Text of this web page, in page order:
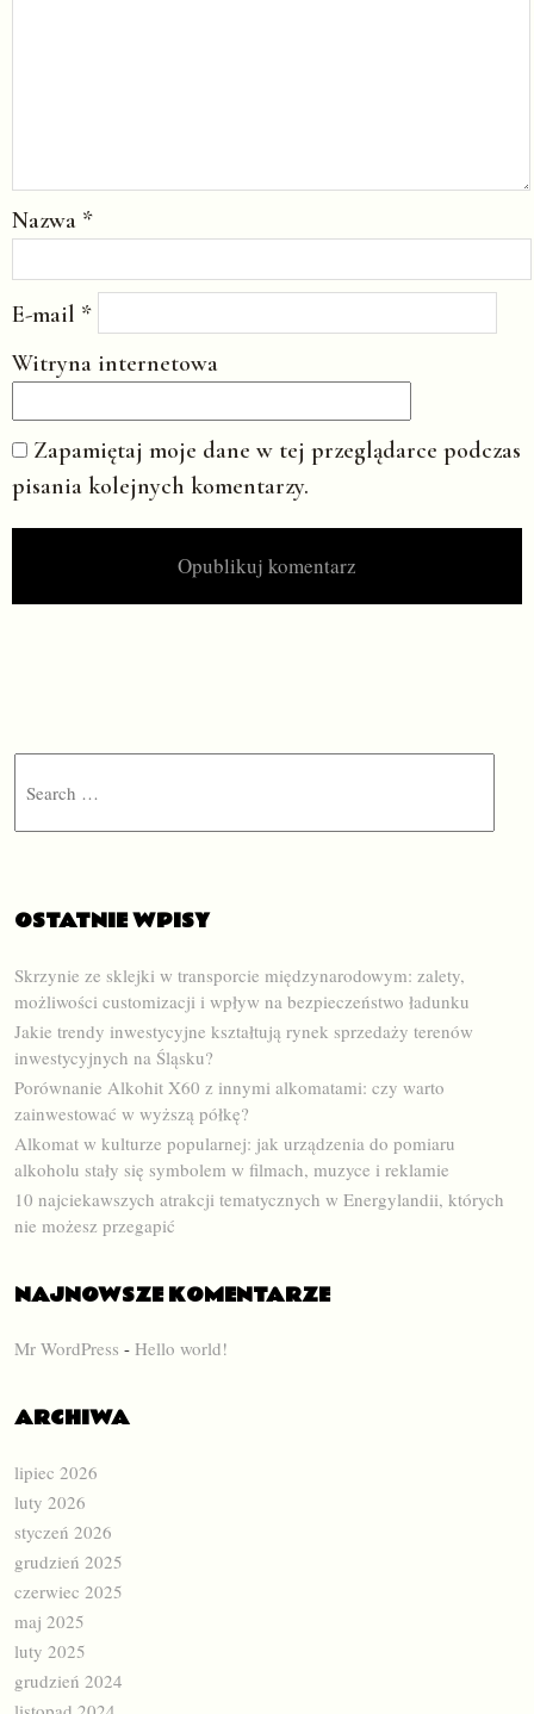
Nazwa *
E-mail *
Witryna internetowa
Zapamiętaj moje dane w tej przeglądarce podczas
pisania kolejnych komentarzy.
OSTATNIE WPISY
Skrzynie ze sklejki w transporcie międzynarodowym: zalety,
możliwości customizacji i wpływ na bezpieczeństwo ładunku
Jakie trendy inwestycyjne kształtują rynek sprzedaży terenów
inwestycyjnych na Śląsku?
Porównanie Alkohit X60 z innymi alkomatami: czy warto
zainwestować w wyższą półkę?
Alkomat w kulturze popularnej: jak urządzenia do pomiaru
alkoholu stały się symbolem w filmach, muzyce i reklamie
10 najciekawszych atrakcji tematycznych w Energylandii, których
nie możesz przegapić
NAJNOWSZE KOMENTARZE
Mr WordPress - Hello world!
ARCHIWA
lipiec 2026
luty 2026
styczeń 2026
grudzień 2025
czerwiec 2025
maj 2025
luty 2025
grudzień 2024